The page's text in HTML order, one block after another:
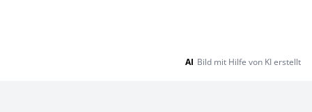
AI Bild mit Hilfe von KI erstellt